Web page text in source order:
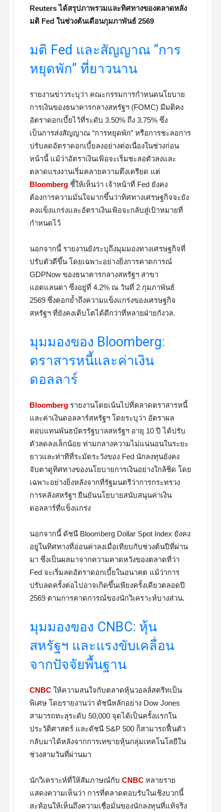
Reuters ได้สรุปภาพรวมและทิศทางของตลาดหลัง
มติ Fed ในช่วงต้นเดือนกุมภาพันธ์ 2569
มติ Fed และสัญญาณ “การ
หยุดพัก” ที่ยาวนาน
รายงานข่าวระบุว่า คณะกรรมการกำหนดนโยบาย
การเงินของธนาคารกลางสหรัฐฯ (FOMC) มีมติคง
อัตราดอกเบี้ยไว้ที่ระดับ 3.50% ถึง 3.75% ซึ่ง
เป็นการส่งสัญญาณ “การหยุดพัก” หรือการชะลอการ
ปรับลดอัตราดอกเบี้ยลงอย่างต่อเนื่องในช่วงก่อน
หน้านี้ แม้ว่าอัตราเงินเฟ้อจะเริ่มชะลอตัวลงและ
ตลาดแรงงานเริ่มคลายความตึงเครียด แต่
Bloomberg ชี้ให้เห็นว่า เจ้าหน้าที่ Fed ยังคง
ต้องการความมั่นใจมากขึ้นว่าทิศทางเศรษฐกิจจะยัง
คงแข็งแกร่งและอัตราเงินเฟ้อจะกลับสู่เป้าหมายที่
กำหนดไว้
นอกจากนี้ รายงานยังระบุถึงมุมมองทางเศรษฐกิจที่
ปรับตัวดีขึ้น โดยเฉพาะอย่างยิ่งการคาดการณ์
GDPNow ของธนาคารกลางสหรัฐฯ สาขา
แอตแลนตา ซึ่งอยู่ที่ 4.2% ณ วันที่ 2 กุมภาพันธ์
2569 ซึ่งตอกย้ำถึงความแข็งแกร่งของเศรษฐกิจ
สหรัฐฯ ที่ยังคงเติบโตได้ดีกว่าที่หลายฝ่ายกังวล.
มุมมองของ Bloomberg:
ตราสารหนี้และค่าเงิน
ดอลลาร์
Bloomberg รายงานโดยเน้นไปที่ตลาดตราสารหนี้
และค่าเงินดอลลาร์สหรัฐฯ โดยระบุว่า อัตราผล
ตอบแทนพันธบัตรรัฐบาลสหรัฐฯ อายุ 10 ปี ได้ปรับ
ตัวลดลงเล็กน้อย ท่ามกลางความไม่แน่นอนในระยะ
ยาวและท่าทีที่ระมัดระวังของ Fed นักลงทุนยังคง
จับตาดูทิศทางของนโยบายการเงินอย่างใกล้ชิด โดย
เฉพาะอย่างยิ่งหลังจากที่รัฐมนตรีว่าการกระทรวง
การคลังสหรัฐฯ ยืนยันนโยบายสนับสนุนค่าเงิน
ดอลลาร์ที่แข็งแกร่ง
นอกจากนี้ ดัชนี Bloomberg Dollar Spot Index ยังคง
อยู่ในทิศทางที่อ่อนค่าลงเมื่อเทียบกับช่วงต้นปีที่ผ่าน
มา ซึ่งเป็นผลมาจากความคาดหวังของตลาดที่ว่า
Fed จะเริ่มลดอัตราดอกเบี้ยในอนาคต แม้ว่าการ
ปรับลดครั้งต่อไปอาจเกิดขึ้นเพียงครั้งเดียวตลอดปี
2569 ตามการคาดการณ์ของนักวิเคราะห์บางส่วน.
มุมมองของ CNBC: หุ้น
สหรัฐฯ และแรงขับเคลื่อน
จากปัจจัยพื้นฐาน
CNBC ให้ความสนใจกับตลาดหุ้นวอลล์สตรีทเป็น
พิเศษ โดยรายงานว่า ดัชนีหลักอย่าง Dow Jones
สามารถทะลุระดับ 50,000 จุดได้เป็นครั้งแรกใน
ประวัติศาสตร์ และดัชนี S&P 500 ก็สามารถฟื้นตัว
กลับมาได้หลังจากการเทขายหุ้นกลุ่มเทคโนโลยีใน
ช่วงสามวันที่ผ่านมา
นักวิเคราะห์ที่ให้สัมภาษณ์กับ CNBC หลายราย
แสดงความเห็นว่า การที่ตลาดตอบรับในเชิงบวกนี้
สะท้อนให้เห็นถึงความเชื่อมั่นของนักลงทุนที่แท้จริง